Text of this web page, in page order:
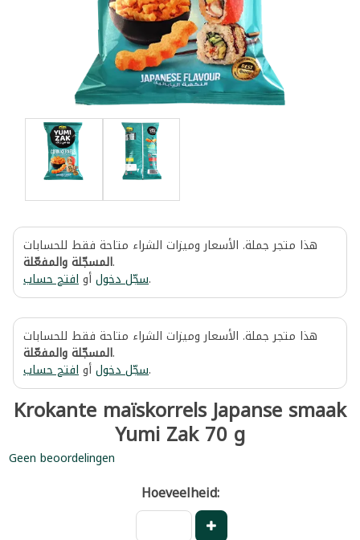
هذا متجر جملة. الأسعار وميزات الشراء متاحة فقط للحسابات
المسجّلة والمفعّلة.
سجّل دخولأوافتح حساب .
هذا متجر جملة. الأسعار وميزات الشراء متاحة فقط للحسابات
المسجّلة والمفعّلة.
سجّل دخولأوافتح حساب .
Krokante maïskorrels Japanse smaak
Yumi Zak 70 g
Geen beoordelingen
Hoeveelheid: